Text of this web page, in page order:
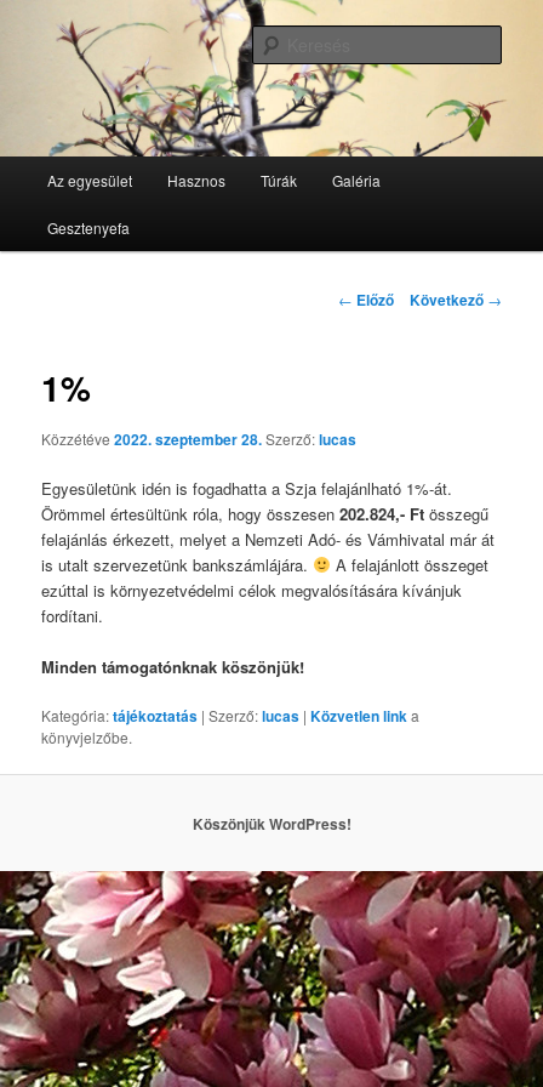
GesztenyeKék
GesztenyeKék Természetbarát Egyesület honlapja
Az egyesület Hasznos Túrák Galéria
Gesztenyefa
Bejegyzés
← Előző Következő →
1%
Közzétéve2022. szeptember 28.Szerző:lucas
Egyesületünk idén is fogadhatta a Szja felajánlható 1%-át.
Örömmel értesültünk róla, hogy összesen202.824,- Ft összegű
felajánlás érkezett, melyet a Nemzeti Adó- és Vámhivatal már át
is utalt szervezetünk bankszámlájára.
A felajánlott összeget
ezúttal is környezetvédelmi célok megvalósítására kívánjuk
fordítani.
Minden támogatónknak köszönjük!
Kategória:tájékoztatás | Szerző:lucas |Közvetlen linka
könyvjelzőbe.
Köszönjük WordPress!